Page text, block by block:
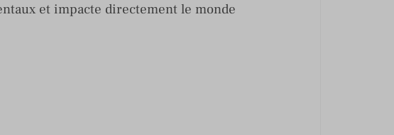
et impacte directement le monde